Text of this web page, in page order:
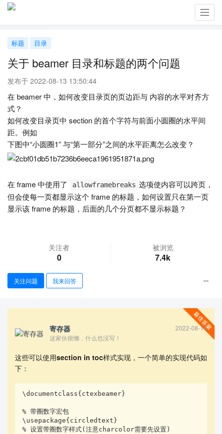
标题 目录
关于 beamer 目录和标题的两个问题
发布于 2022-08-13 13:50:44
在 beamer 中，如何改变目录页的页边距与 内容的水平对齐方
式？
如何改变目录页中 section 的首个字符与前面小圆圈的水平间
距。例如
下图中“小圆圈1” 与“第一部分”之间的水平距离怎么改变？
在 frame 中使用了 allowframebreaks 选项使内容可以跨页，
但会使每一页都显示这个 frame 的标题，如何设置只在第一页
显示该 frame 的标题，后面的几个分页都不显示标题？
关注者
0
被浏览
7.4k
关注问题 我来回答
寄存器
2022-08-14
这家伙很懒，什么也没写！
这些可以使用section in toc样式实现，一个简单的实现代码如
下：
\documentclass{ctexbeamer}
% 带圈数字宏包
\usepackage{circledtext}
% 设置带圈数字样式(注意charcolor需要先设置)